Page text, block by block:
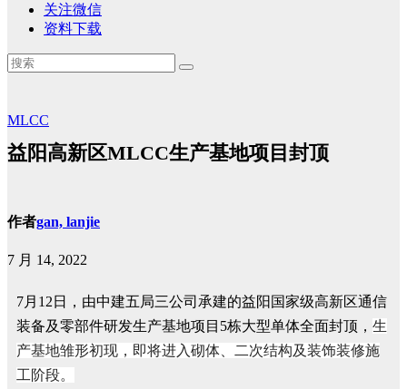
关注微信
资料下载
MLCC
益阳高新区MLCC生产基地项目封顶
作者gan, lanjie
7 月 14, 2022
7月12日，由中建五局三公司承建的益阳国家级高新区通信
装备及零部件研发生产基地项目5栋大型单体全面封顶， 生
产基地雏形初现，即将进入砌体、二次结构及装饰装修施
工阶段。